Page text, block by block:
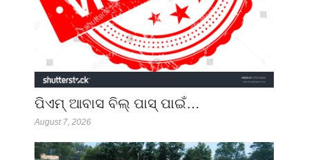
ପିଏମ୍ ଆବାସ ବିଲ୍ ପାସ୍ ପାଇଁ…
August 7, 2026